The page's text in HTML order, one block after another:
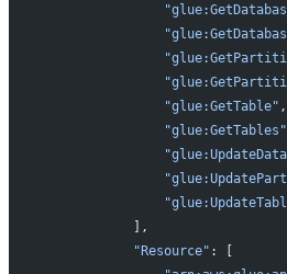
                "glue:GetTable"
,
                "glue:GetTables"
            ],
            "Resource"
: [